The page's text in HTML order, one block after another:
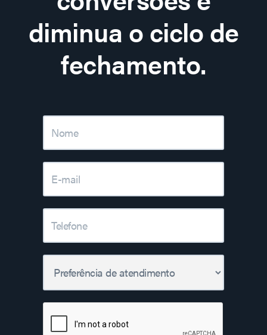
diminua o ciclo de
fechamento.